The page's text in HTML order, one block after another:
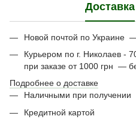
Доставка
Новой почтой по Украине —
Курьером по г. Николаев -
при заказе от 1000 грн —
Подробнее о доставке
Наличными при получении
Кредитной картой